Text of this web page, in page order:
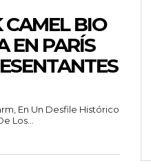
BIO
EN PARÍS
En Un Desfile Histórico
Los...